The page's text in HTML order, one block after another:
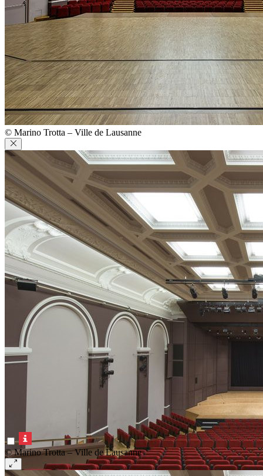
© Marino Trotta – Ville de Lausanne
© Marino Trotta – Ville de Lausanne